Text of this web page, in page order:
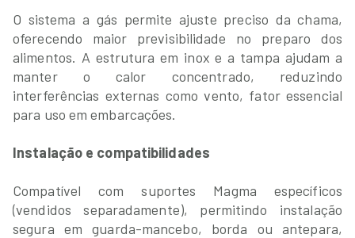
O sistema a gás permite ajuste preciso da chama,
oferecendo maior previsibilidade no preparo dos
alimentos. A estrutura em inox e a tampa ajudam a
manter o calor concentrado, reduzindo
interferências externas como vento, fator essencial
para uso em embarcações.
Instalação e compatibilidades
Compatível com suportes Magma específicos
(vendidos separadamente), permitindo instalação
segura em guarda-mancebo, borda ou antepara,